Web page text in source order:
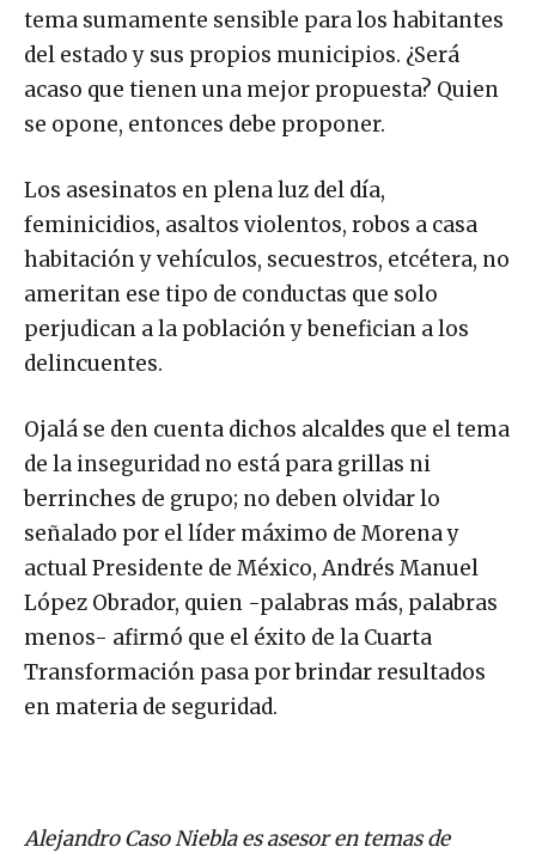
tema sumamente sensible para los habitantes
del estado y sus propios municipios. ¿Será
acaso que tienen una mejor propuesta? Quien
se opone, entonces debe proponer.
Los asesinatos en plena luz del día,
feminicidios, asaltos violentos, robos a casa
habitación y vehículos, secuestros, etcétera, no
ameritan ese tipo de conductas que solo
perjudican a la población y benefician a los
delincuentes.
Ojalá se den cuenta dichos alcaldes que el tema
de la inseguridad no está para grillas ni
berrinches de grupo; no deben olvidar lo
señalado por el líder máximo de Morena y
actual Presidente de México, Andrés Manuel
López Obrador, quien -palabras más, palabras
menos- afirmó que el éxito de la Cuarta
Transformación pasa por brindar resultados
en materia de seguridad.
Alejandro Caso Niebla es asesor en temas de